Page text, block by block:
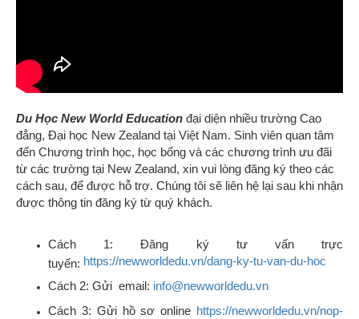
Du Học New World Education đại diện nhiều trường Cao
đẳng, Đại học New Zealand tại Việt Nam. Sinh viên quan tâm
đến Chương trình học, học bổng và các chương trình ưu đãi
từ các trường tại New Zealand, xin vui lòng đăng ký theo các
cách sau, để được hỗ trợ. Chúng tôi sẽ liên hệ lại sau khi nhận
được thông tin đăng ký từ quý khách.
Cách 1: Đăng ký tư vấn trực
tuyến: https://newworldedu.vn/dang-ky-tu-van-du-hoc
Cách 2: Gửi email: info@newworldedu.vn
Cách 3: Gửi hồ sơ online https://newworldedu.vn/nop-